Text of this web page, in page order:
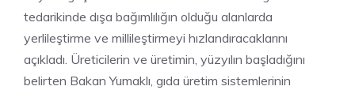
tedarikinde dışa bağımlılığın olduğu alanlarda
yerlileştirme ve millileştirmeyi hızlandıracaklarını
açıkladı. Üreticilerin ve üretimin, yüzyılın başladığını
belirten Bakan Yumaklı, gıda üretim sistemlerinin